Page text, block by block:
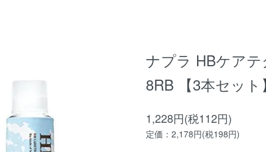
ナプラ HBケア
8RB 【3本セット】
1,228円(税112円)
定価：2,178円(税198円)